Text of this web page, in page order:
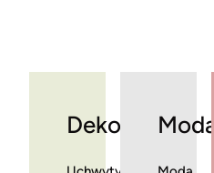
DekoracjeModa